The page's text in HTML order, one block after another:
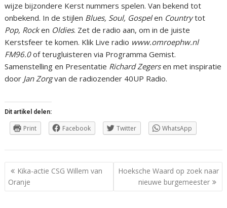
wijze bijzondere Kerst nummers spelen. Van bekend tot
onbekend. In de stijlen Blues, Soul, Gospelen Countrytot
Pop, Rocken Oldies. Zet de radio aan, om in de juiste
Kerstsfeer te komen. Klik Live radio www.omroephw.nl
FM96.0of terugluisteren via Programma Gemist.
Samenstelling en Presentatie Richard Zegersen met inspiratie
door Jan Zorgvan de radiozender 40UP Radio.
Dit artikel delen:
Print Facebook Twitter WhatsApp
Berichtnavigatie
Kika-actie CSG Willem van
Oranje
Hoeksche Waard op zoek naar
nieuwe burgemeester